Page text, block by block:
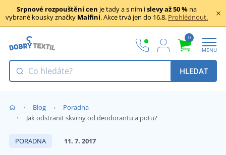
Srpnové rozpouštění cen je tady a s ním islevy až 50 % na
vybrané kousky značky Malfini. Akce trvá jen do 16.8. Prohlédnout.
0
MENU
HLEDAT
Blog
Poradna
Jak odstranit skvrny od deodorantu a potu?
PORADNA 11. 7. 2017